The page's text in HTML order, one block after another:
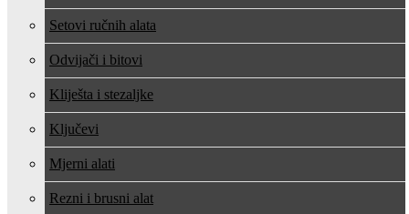
Setovi ručnih alata
Odvijači i bitovi
Kliješta i stezaljke
Ključevi
Mjerni alati
Rezni i brusni alat